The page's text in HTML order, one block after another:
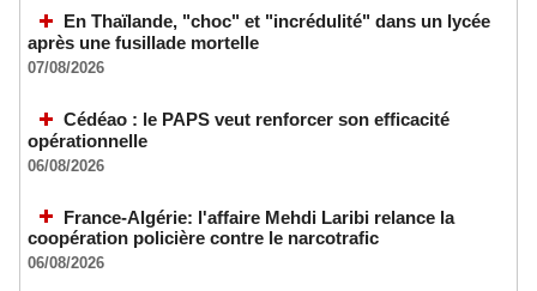
En Thaïlande, "choc" et "incrédulité" dans un lycée
après une fusillade mortelle
07/08/2026
Cédéao : le PAPS veut renforcer son efficacité
opérationnelle
06/08/2026
France-Algérie: l'affaire Mehdi Laribi relance la
coopération policière contre le narcotrafic
06/08/2026